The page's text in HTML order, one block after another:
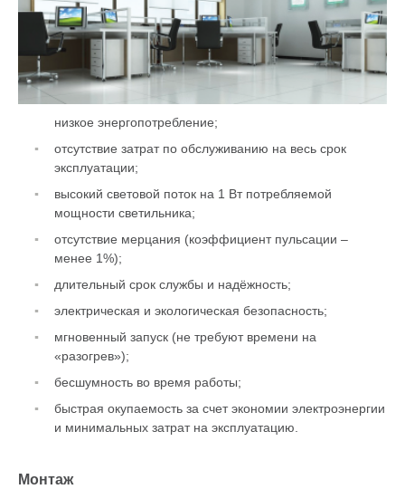
низкое энергопотребление;
отсутствие затрат по обслуживанию на весь срок
эксплуатации;
высокий световой поток на 1 Вт потребляемой
мощности светильника;
отсутствие мерцания (коэффициент пульсации –
менее 1%);
длительный срок службы и надёжность;
электрическая и экологическая безопасность;
мгновенный запуск (не требуют времени на
«разогрев»);
бесшумность во время работы;
быстрая окупаемость за счет экономии электроэнергии
и минимальных затрат на эксплуатацию.
Монтаж